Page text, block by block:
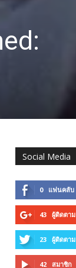
Social Media
0 แฟนคลับ
43 ผู้ติดตาม
23 ผู้ติดตาม
42 สมาชิก